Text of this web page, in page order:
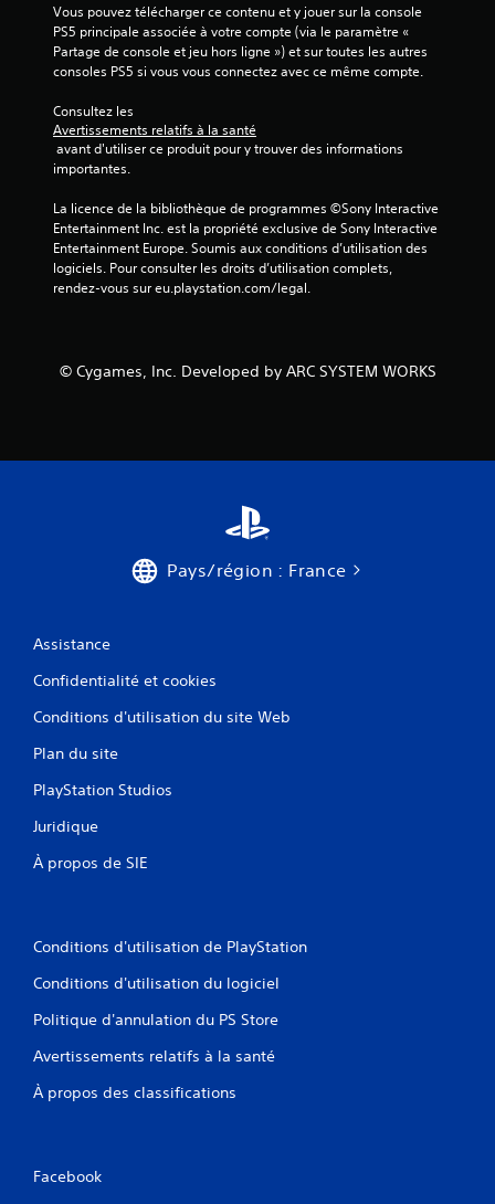
Vous pouvez télécharger ce contenu et y jouer sur la console
PS5 principale associée à votre compte (via le paramètre «
Partage de console et jeu hors ligne ») et sur toutes les autres
consoles PS5 si vous vous connectez avec ce même compte.
Consultez les
Avertissements relatifs à la santé
importantes.
La licence de la bibliothèque de programmes ©Sony Interactive
Entertainment Inc. est la propriété exclusive de Sony Interactive
Entertainment Europe. Soumis aux conditions d’utilisation des
logiciels. Pour consulter les droits d’utilisation complets,
rendez-vous sur eu.playstation.com/legal.
© Cygames, Inc. Developed by ARC SYSTEM WORKS
Pays/région : France
Assistance
Confidentialité et cookies
Conditions d'utilisation du site Web
Plan du site
PlayStation Studios
Juridique
À propos de SIE
Conditions d'utilisation de PlayStation
Conditions d'utilisation du logiciel
Politique d'annulation du PS Store
Avertissements relatifs à la santé
À propos des classifications
Facebook